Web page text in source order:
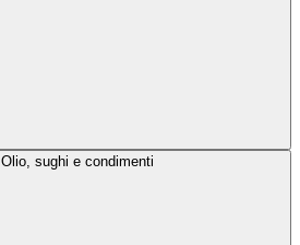
Olio, sughi e condimenti